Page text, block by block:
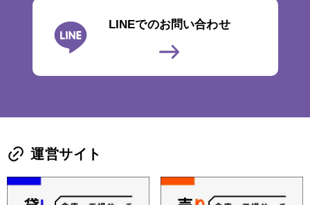
LINEでのお問い合わせ
運営サイト